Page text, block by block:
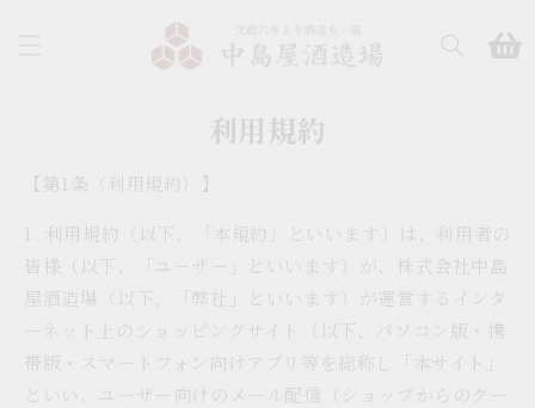
ー
利用規約
【第1条（利用規約）】
1. 利用規約（以下、「本規約」といいます）は、利用者の
皆様（以下、「ユーザー」といいます）が、株式会社中島
屋酒造場（以下、「弊社」といいます）が運営するインタ
ーネット上のショッピングサイト（以下、パソコン版・携
帯版・スマートフォン向けアプリ等を総称し「本サイト」
といい、ユーザー向けのメール配信（ショップからのクー